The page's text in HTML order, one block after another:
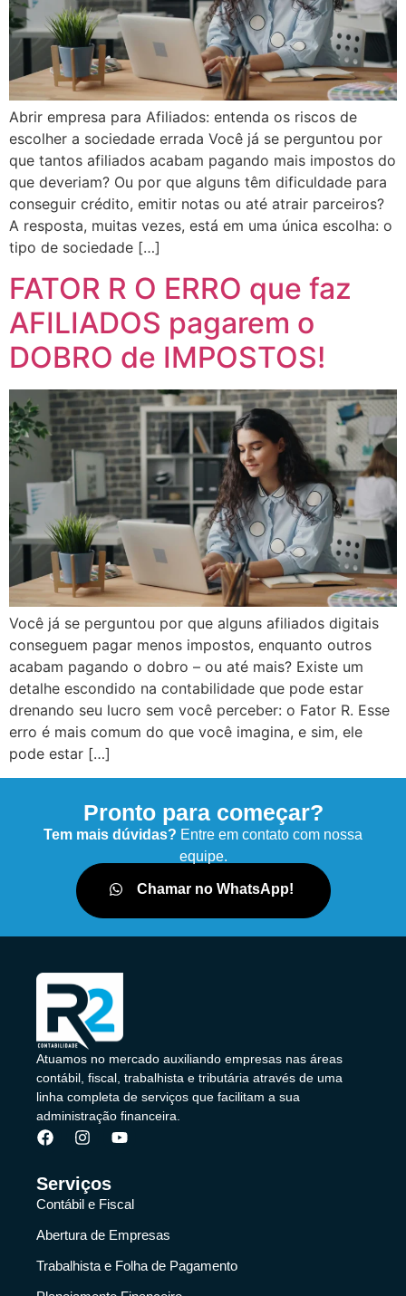
Abrir empresa para Afiliados: entenda os riscos de
escolher a sociedade errada Você já se perguntou por
que tantos afiliados acabam pagando mais impostos do
que deveriam? Ou por que alguns têm dificuldade para
conseguir crédito, emitir notas ou até atrair parceiros?
A resposta, muitas vezes, está em uma única escolha: o
tipo de sociedade […]
FATOR R O ERRO que faz
AFILIADOS pagarem o
DOBRO de IMPOSTOS!
Você já se perguntou por que alguns afiliados digitais
conseguem pagar menos impostos, enquanto outros
acabam pagando o dobro – ou até mais? Existe um
detalhe escondido na contabilidade que pode estar
drenando seu lucro sem você perceber: o Fator R. Esse
erro é mais comum do que você imagina, e sim, ele
pode estar […]
Pronto para começar?
Tem mais dúvidas? Entre em contato com nossa
equipe.
Chamar no WhatsApp!
Atuamos no mercado auxiliando empresas nas áreas
contábil, fiscal, trabalhista e tributária através de uma
linha completa de serviços que facilitam a sua
administração financeira.
Serviços
Contábil e Fiscal
Abertura de Empresas
Trabalhista e Folha de Pagamento